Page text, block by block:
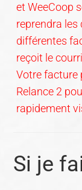
et WeeCoop
reprendra les
différentes
reçoit le
Votre facture
Relance 2
rapidement
Si je